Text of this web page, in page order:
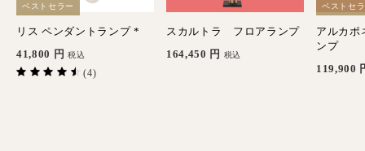
ベストセラー
リス ペンダントランプ *
41,800 円 税込
(4)
スカルトラ フロアランプ
164,450 円 税込
ベストセ
アルカ
ンプ
119,900